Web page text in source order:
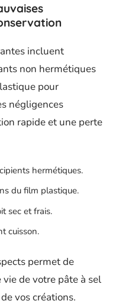
incluent
non hermétiques
pour
négligences
rapide et une perte
hermétiques.
du film plastique.
sec et frais.
cuisson.
permet de
de votre pâte à sel
vos créations.